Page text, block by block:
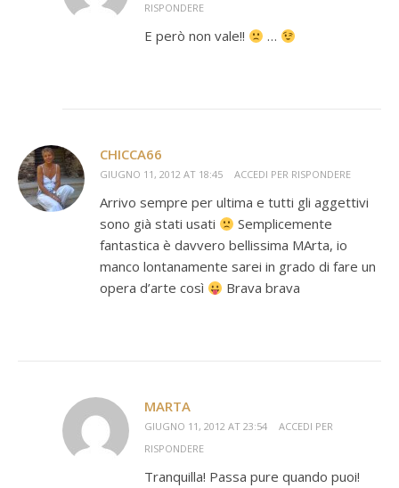
RISPONDERE
E però non vale!! …
CHICCA66
GIUGNO 11, 2012 AT 18:45 ACCEDI PER RISPONDERE
Arrivo sempre per ultima e tutti gli aggettivi
sono già stati usati
Semplicemente
fantastica è davvero bellissima MArta, io
manco lontanamente sarei in grado di fare un
opera d’arte così
Brava brava
MARTA
GIUGNO 11, 2012 AT 23:54
ACCEDI PER
RISPONDERE
Tranquilla! Passa pure quando puoi!